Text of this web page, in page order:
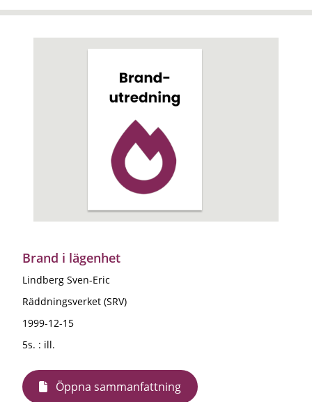
Brand i lägenhet
Lindberg Sven-Eric
Räddningsverket (SRV)
1999-12-15
5s. : ill.
Öppna sammanfattning